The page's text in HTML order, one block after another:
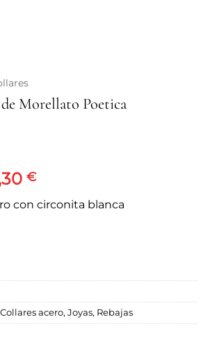
Morellato Poetica
€El
precio
actual
con circonita blanca
Collares acero, Joyas, Rebajas